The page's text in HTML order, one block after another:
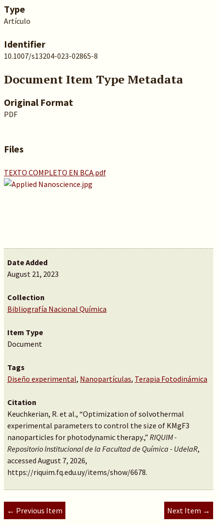
Type
Artículo
Identifier
10.1007/s13204-023-02865-8
Document Item Type Metadata
Original Format
PDF
Files
TEXTO COMPLETO EN BCA.pdf
Date Added
August 21, 2023
Collection
Bibliografía Nacional Química
Item Type
Document
Tags
Diseño experimental, Nanopartículas, Terapia Fotodinámica
Citation
Keuchkerian, R. et al., “Optimization of solvothermal
experimental parameters to control the size of KMgF3
nanoparticles for photodynamic therapy.,” RIQUIM -
Repositorio Institucional de la Facultad de Química - UdelaR,
accessed August 7, 2026,
https://riquim.fq.edu.uy/items/show/6678.
← Previous Item Next Item →